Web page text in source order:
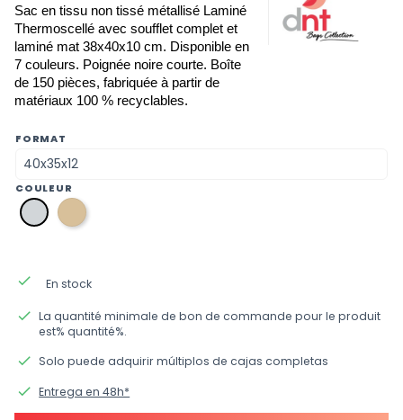
Sac en tissu non tissé métallisé Laminé
Thermoscellé avec soufflet complet et
laminé mat 38x40x10 cm. Disponible en
7 couleurs. Poignée noire courte. Boîte
de 150 pièces, fabriquée à partir de
matériaux 100 % recyclables.
FORMAT
COULEUR
p2
argent
p1
or
done En stock
done La quantité minimale de bon de commande pour le produit
est% quantité%.
done Solo puede adquirir múltiplos de cajas completas
done Entrega en 48h*